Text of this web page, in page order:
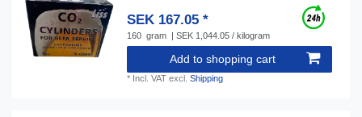
SEK 167.05 *
160 gram | SEK 1,044.05 / kilogram
Add to shopping cart
* Incl. VAT excl.Shipping